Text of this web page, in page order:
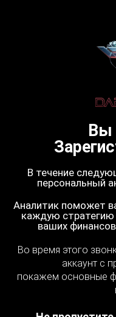
Вы
В течение
персональный
Аналитик поможет
каждую
ваших
Во время этого
аккаунт с
покажем основные